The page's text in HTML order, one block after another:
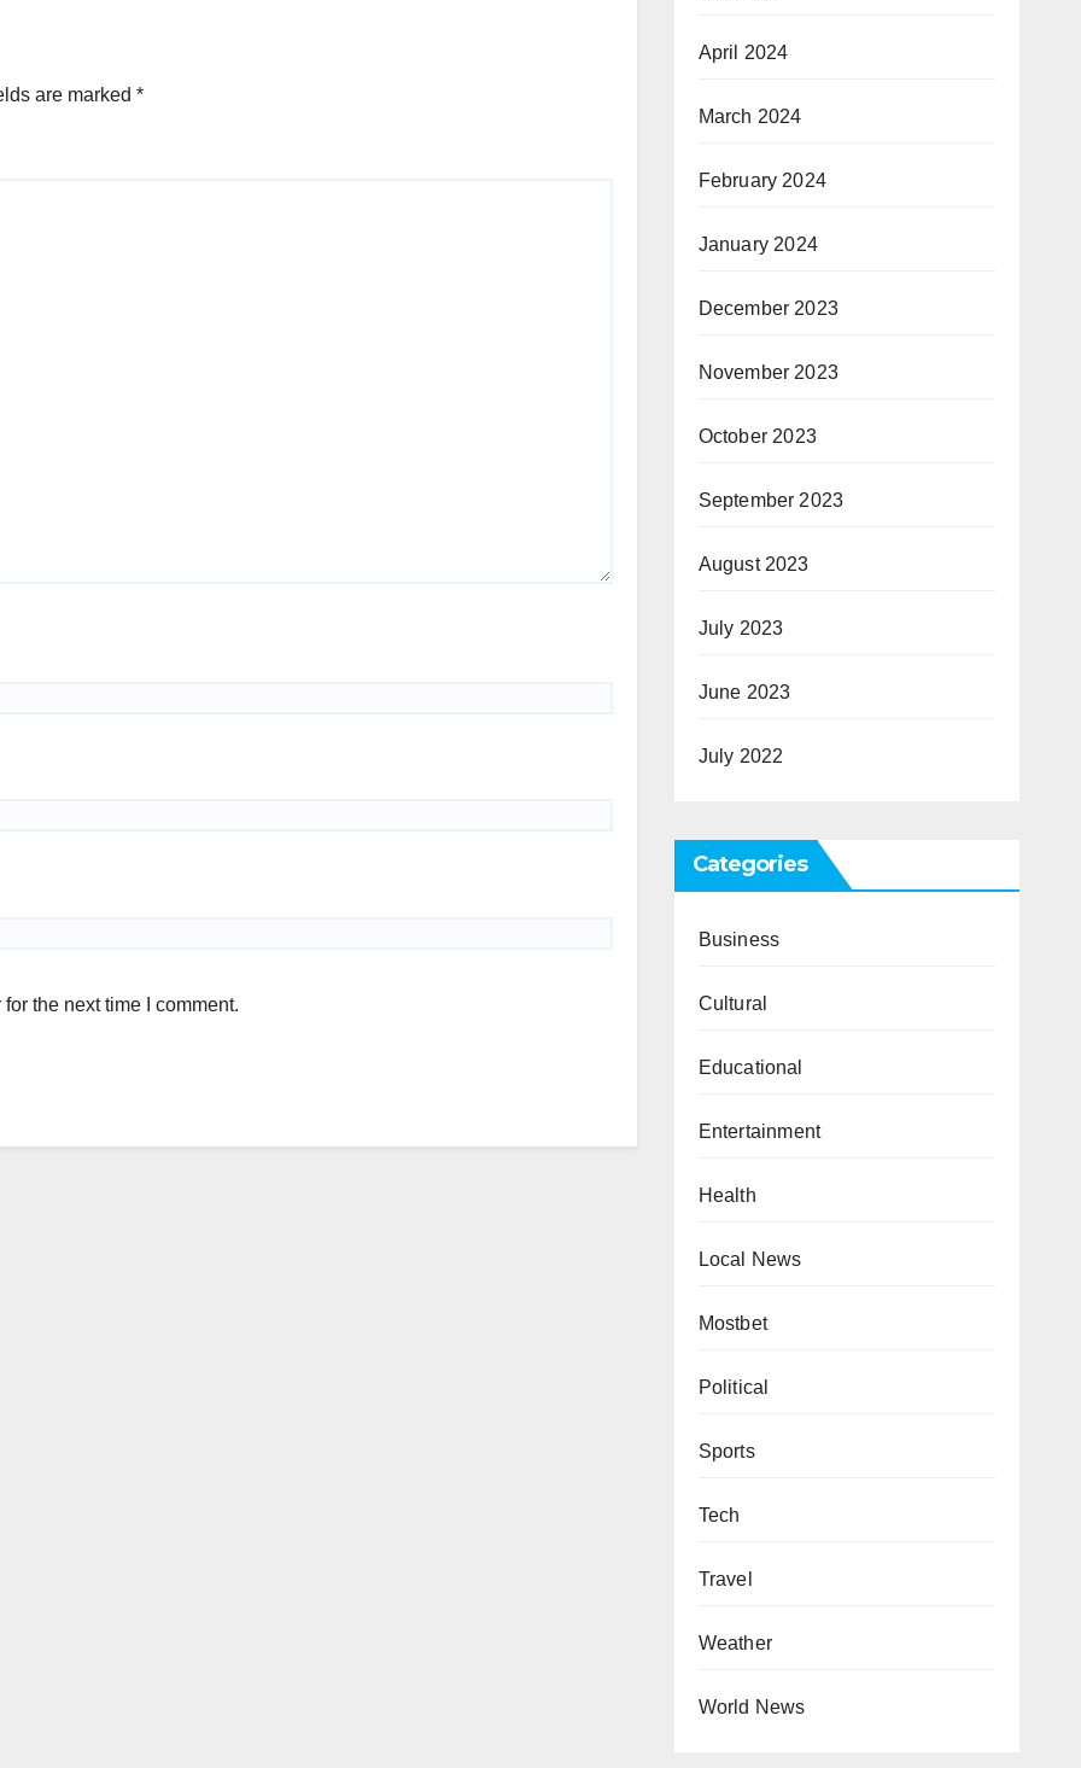
are marked *
the next time I comment.
April 2024
March 2024
February 2024
January 2024
December 2023
November 2023
October 2023
September 2023
August 2023
July 2023
June 2023
July 2022
Categories
Business
Cultural
Educational
Entertainment
Health
Local News
Mostbet
Political
Sports
Tech
Travel
Weather
World News